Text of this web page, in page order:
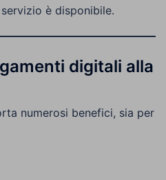
è disponibile.
digitali alla
numerosi benefici, sia per